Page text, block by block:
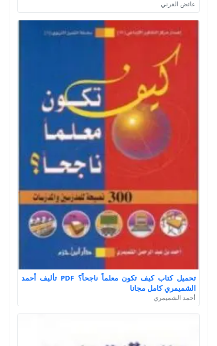
عائض القرني
تحميل كتاب كيف تكون معلماً ناجحاً؟ PDF تأليف أحمد
الشميمري كامل مجانا
أحمد الشميمري